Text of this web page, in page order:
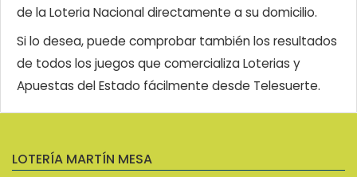
de la Loteria Nacional directamente a su domicilio.
Si lo desea, puede comprobar también los resultados
de todos los juegos que comercializa Loterias y
Apuestas del Estado fácilmente desde Telesuerte.
LOTERÍA MARTÍN MESA